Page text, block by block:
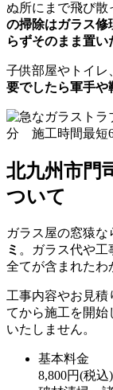
ぬ所にまで飛び散
の掃除はガラス修
らずそのまま置い
子供部屋やトイレ
要でしたら軍手や
北九州市門
ついて
ガラス屋の窓猿
ミ 。ガラス代や
全てが含まれたわ
工事内容やお見積
てから施工を開始
いたしません。
基本料金
8,800円(税込)